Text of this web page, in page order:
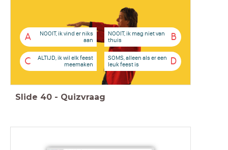
A
NOOIT, ik vind er niks
aan
B
NOOIT, ik mag niet van
thuis
C
ALTIJD, ik wil elk feest
meemaken
D
SOMS, alleen als er een
leuk feest is
Slide 40 - Quizvraag